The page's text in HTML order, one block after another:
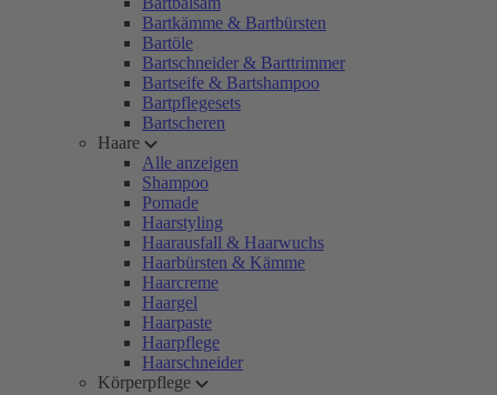
Bartkämme & Bartbürsten
Bartöle
Bartschneider & Barttrimmer
Bartseife & Bartshampoo
Bartpflegesets
Bartscheren
Haare
Alle anzeigen
Shampoo
Pomade
Haarstyling
Haarausfall & Haarwuchs
Haarbürsten & Kämme
Haarcreme
Haargel
Haarpaste
Haarpflege
Haarschneider
Körperpflege